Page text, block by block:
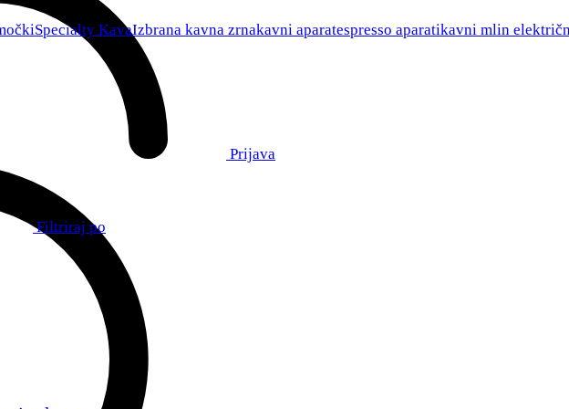
Prijava
Specialty KavaIzbrana kavna zrnakavni aparatespresso aparatikavni mlin
Filtriraj po